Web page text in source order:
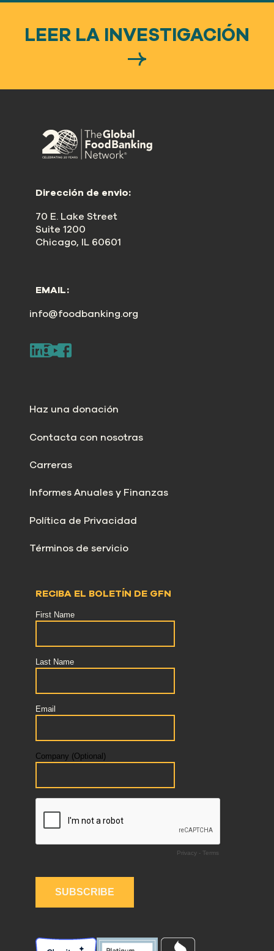
LEER LA INVESTIGACIÓN
Dirección de envio:
70 E. Lake Street
Suite 1200
Chicago, IL 60601
EMAIL:
info@foodbanking.org
Haz una donación
Contacta con nosotras
Carreras
Informes Anuales y Finanzas
Política de Privacidad
Términos de servicio
RECIBA EL BOLETÍN DE GFN